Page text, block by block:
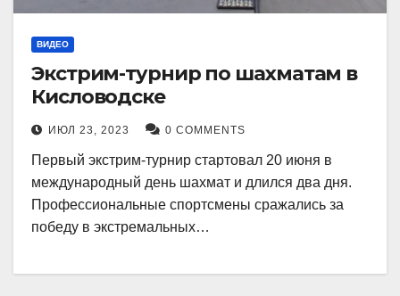
ВИДЕО
Экстрим-турнир по шахматам в
Кисловодске
ИЮЛ 23, 2023 0 COMMENTS
Первый экстрим-турнир стартовал 20 июня в
международный день шахмат и длился два дня.
Профессиональные спортсмены сражались за
победу в экстремальных…